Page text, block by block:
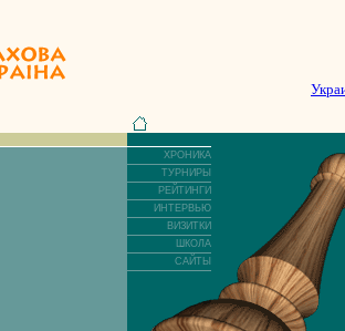
ХРОНИКА
ТУРНИРЫ
РЕЙТИНГИ
ИНТЕРВЬЮ
ВИЗИТКИ
ШКОЛА
САЙТЫ